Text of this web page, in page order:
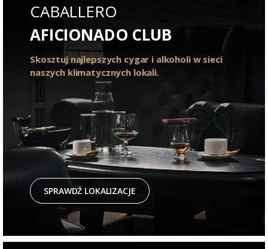
CABALLERO
AFICIONADO CLUB
Skosztuj najlepszych cygar i alkoholi w sieci
naszych klimatycznych lokali.
SPRAWDŹ LOKALIZACJE